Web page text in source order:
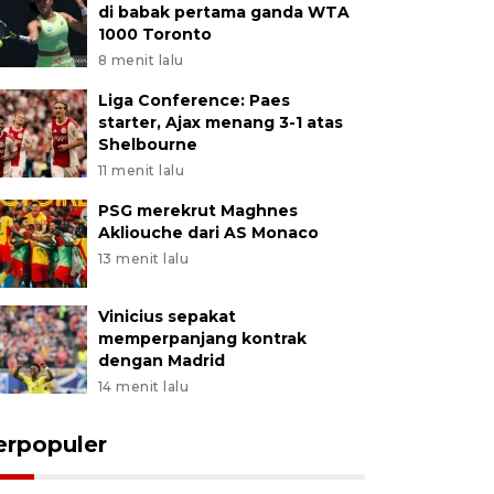
di babak pertama ganda WTA
1000 Toronto
8 menit lalu
Liga Conference: Paes
starter, Ajax menang 3-1 atas
Shelbourne
11 menit lalu
PSG merekrut Maghnes
Akliouche dari AS Monaco
13 menit lalu
Vinicius sepakat
memperpanjang kontrak
dengan Madrid
14 menit lalu